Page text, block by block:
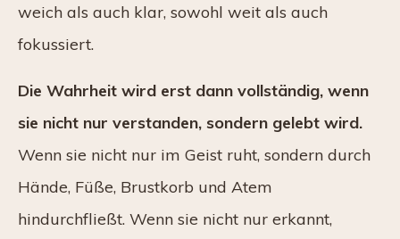
weich als auch klar, sowohl weit als auch
fokussiert.
Die Wahrheit wird erst dann vollständig, wenn
sie nicht nur verstanden, sondern gelebt wird.
Wenn sie nicht nur im Geist ruht, sondern durch
Hände, Füße, Brustkorb und Atem
hindurchfließt. Wenn sie nicht nur erkannt,